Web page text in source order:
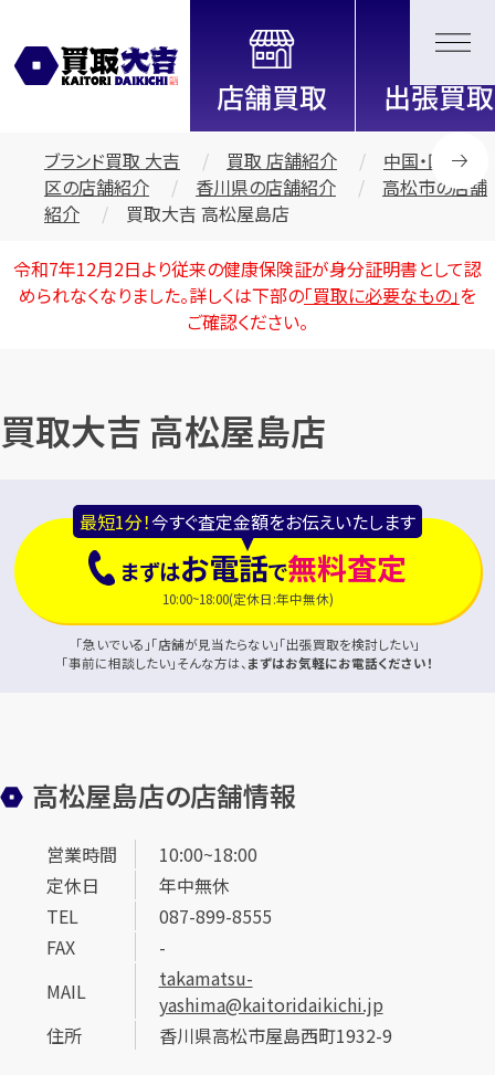
全国2200店舗以上展開中！
信頼と実績の買取専門店「買取大
吉」
ブランド買取 大吉 買取 店舗紹介
中国・四国地
区の店舗紹介
香川県の店舗紹介
高松市の店舗
紹介
買取大吉 高松屋島店
令和7年12月2日より従来の健康保険証が身分証明書として認
められなくなりました。詳しくは下部の「買取に必要なもの」を
ご確認ください。
買取大吉 高松屋島店
最短1分！今すぐ査定金額をお伝えいたします
まずはお電話で無料査定
10:00~18:00(定休日:年中無休)
「急いでいる」「店舗が見当たらない」「出張買取を検討したい」
「事前に相談したい」そんな方は、まずはお気軽にお電話ください！
高松屋島店の店舗情報
営業時間
10:00~18:00
定休日
年中無休
TEL
087-899-8555
FAX
-
MAIL
takamatsu-
yashima@kaitoridaikichi.jp
住所
香川県高松市屋島西町1932-9